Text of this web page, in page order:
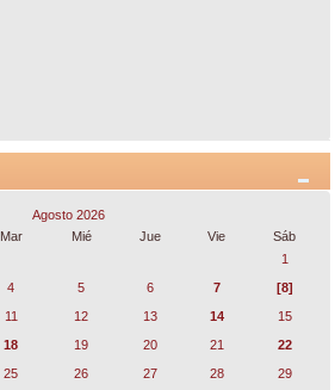
Agosto 2026
Mar Mié Jue Vie
Sáb
1
4 5 6 7
[8]
11 12 13 14
15
18 19 20 21
22
25 26 27 28 29